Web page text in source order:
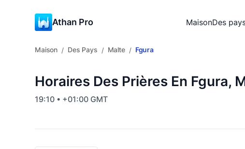
Athan Pro MaisonDes
Maison / Des Pays / Malte / Fgura
Horaires Des Prières En Fgura,
19:10 • +01:00 GMT